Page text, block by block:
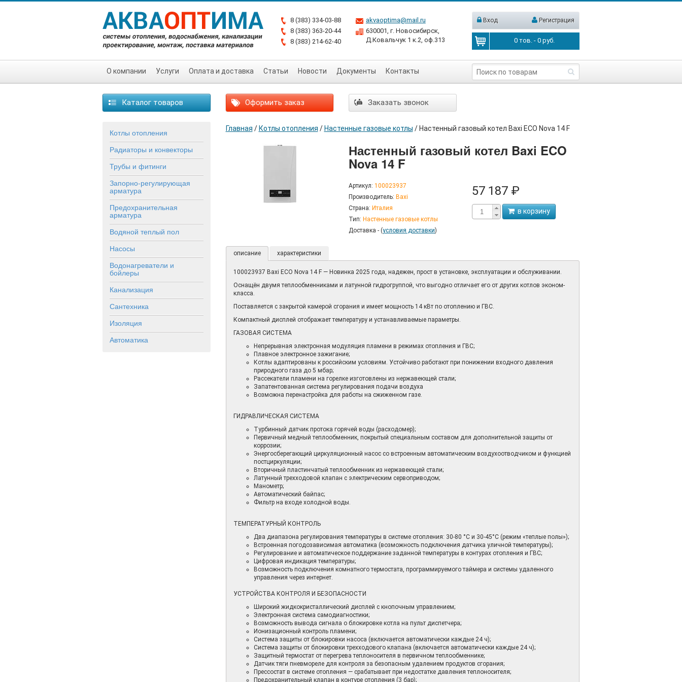
8 (383) 334-03-88
8 (383) 363-20-44
8 (383) 214-62-40
akvaoptima@mail.ru
630001, г. Новосибирск,
Д.Ковальчук 1 к.2, оф.313
Вход Регистрация
0 тов. -0 руб.
О компании Услуги Оплата и доставка Статьи Новости Документы Контакты
Каталог товаров Оформить заказ Заказать звонок
Котлы отопления
Радиаторы и конвекторы
Трубы и фитинги
Запорно-регулирующая
арматура
Предохранительная
арматура
Водяной теплый пол
Насосы
Водонагреватели и
бойлеры
Канализация
Сантехника
Изоляция
Автоматика
Главная / Котлы отопления / Настенные газовые котлы / Настенный газовый котел Baxi ECO Nova 14 F
Настенный газовый котел Baxi ECO
Nova 14 F
Артикул: 100023937
Производитель: Baxi
Страна: Италия
Тип: Настенные газовые котлы
Доставка - (условия доставки)
57 187 ₽
в корзину
описание характеристики
100023937 Baxi ECO Nova 14 F — Новинка 2025 года, надежен, прост в установке, эксплуатации и обслуживании.
Оснащён двумя теплообменниками и латунной гидрогруппой, что выгодно отличает его от других котлов эконом-
класса.
Поставляется с закрытой камерой сгорания и имеет мощность 14 кВт по отоплению и ГВС.
Компактный дисплей отображает температуру и устанавливаемые параметры.
ГАЗОВАЯ СИСТЕМА
Непрерывная электронная модуляция пламени в режимах отопления и ГВС;
Плавное электронное зажигание;
Котлы адаптированы к российским условиям. Устойчиво работают при понижении входного давления
природного газа до 5 мбар;
Рассекатели пламени на горелке изготовлены из нержавеющей стали;
Запатентованная система регулирования подачи воздуха
Возможна перенастройка для работы на сжиженном газе.
ГИДРАВЛИЧЕСКАЯ СИСТЕМА
Турбинный датчик протока горячей воды (расходомер);
Первичный медный теплообменник, покрытый специальным составом для дополнительной защиты от
коррозии;
Энергосберегающий циркуляционный насос со встроенным автоматическим воздухоотводчиком и функцией
постциркуляции;
Вторичный пластинчатый теплообменник из нержавеющей стали;
Латунный трехходовой клапан с электрическим сервоприводом;
Манометр;
Автоматический байпас;
Фильтр на входе холодной воды.
ТЕМПЕРАТУРНЫЙ КОНТРОЛЬ
Два диапазона регулирования температуры в системе отопления: 30-80 °С и 30-45°С (режим «теплые полы»);
Встроенная погодозависимая автоматика (возможность подключения датчика уличной температуры);
Регулирование и автоматическое поддержание заданной температуры в контурах отопления и ГВС;
Цифровая индикация температуры;
Возможность подключения комнатного термостата, программируемого таймера и системы удаленного
управления через интернет.
УСТРОЙСТВА КОНТРОЛЯ И БЕЗОПАСНОСТИ
Широкий жидкокристаллический дисплей с кнопочным управлением;
Электронная система самодиагностики;
Возможность вывода сигнала о блокировке котла на пульт диспетчера;
Ионизационный контроль пламени;
Система защиты от блокировки насоса (включается автоматически каждые 24 ч);
Система защиты от блокировки трехходового клапана (включается автоматически каждые 24 ч);
Защитный термостат от перегрева теплоносителя в первичном теплообменнике;
Датчик тяги пневмореле для контроля за безопасным удалением продуктов сгорания;
Прессостат в системе отопления — срабатывает при недостатке давления теплоносителя;
Предохранительный клапан в контуре отопления (3 бар);